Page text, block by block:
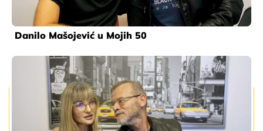
Danilo Mašojević u Mojih 50